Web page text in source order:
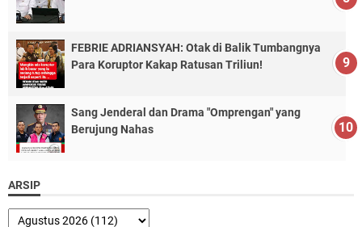
FEBRIE ADRIANSYAH: Otak di Balik Tumbangnya
Para Koruptor Kakap Ratusan Triliun!
Sang Jenderal dan Drama "Omprengan" yang
Berujung Nahas
ARSIP